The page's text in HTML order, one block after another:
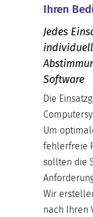
Ihren
Jedes
Software
Die
Um
fehlerfreie
sollten die
Wir
nach Ihren